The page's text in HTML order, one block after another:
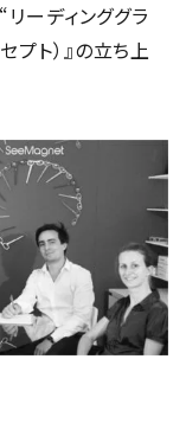
ーディンググラ
プト）』の立ち上